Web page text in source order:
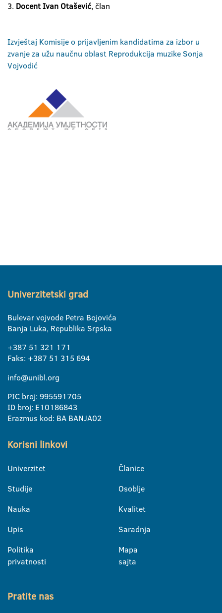
3. Docent Ivan Otašević, član
Izvještaj Komisije o prijavljenim kandidatima za izbor u
zvanje za užu naučnu oblast Reprodukcija muzike Sonja
Vojvodić
Univerzitetski grad
Bulevar vojvode Petra Bojovića
Banja Luka, Republika Srpska
+387 51 321 171
Faks: +387 51 315 694
info@unibl.org
PIC broj: 995591705
ID broj: E10186843
Erazmus kod: BA BANJA02
Korisni linkovi
Univerzitet
Studije
Nauka
Upis
Politika
privatnosti
Članice
Osoblje
Kvalitet
Saradnja
Mapa
sajta
Pratite nas